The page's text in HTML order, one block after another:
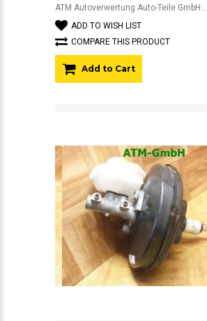
ATM Autoverwertung Auto-Teile GmbH ..
ADD TO WISH LIST
COMPARE THIS PRODUCT
Add to Cart